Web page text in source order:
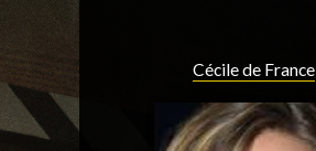
Cécile de France